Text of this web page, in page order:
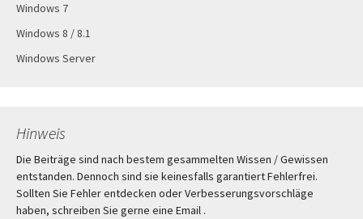
Windows 7
Windows 8 / 8.1
Windows Server
Hinweis
Die Beiträge sind nach bestem gesammelten Wissen / Gewissen
entstanden. Dennoch sind sie keinesfalls garantiert Fehlerfrei.
Sollten Sie Fehler entdecken oder Verbesserungsvorschläge
haben, schreiben Sie gerne eine Email .